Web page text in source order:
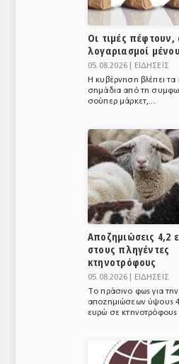
Οι τιμές πέφτουν,
λογαριασμοί
05.08.2026 |
ΕΙΔΗΣΕΙΣ
Η κυβέρνηση βλέπει τα
σημάδια από τη
σούπερ μάρκετ,...
Αποζημιώσεις 4,2
στους πληγέντες
κτηνοτρόφους
05.08.2026 |
ΕΙΔΗΣΕΙΣ
Το πράσινο φως για
αποζημιώσεων ύψους
ευρώ σε κτηνοτρόφους